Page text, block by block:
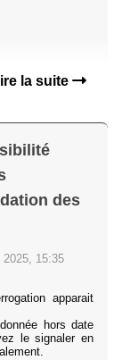
la suite
des
2025, 15:35
apparait
hors date
le signaler en